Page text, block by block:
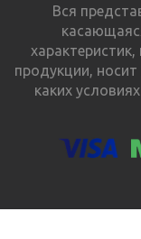
Вся
продукции,
каких